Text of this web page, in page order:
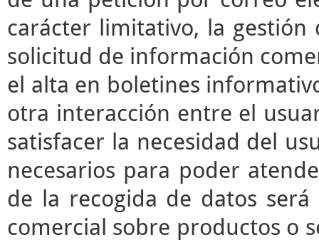
carácter limitativo, la
solicitud de información
el alta en boletines
otra interacción entre el
satisfacer la necesidad del
necesarios para poder
de la recogida de datos
comercial sobre productos o